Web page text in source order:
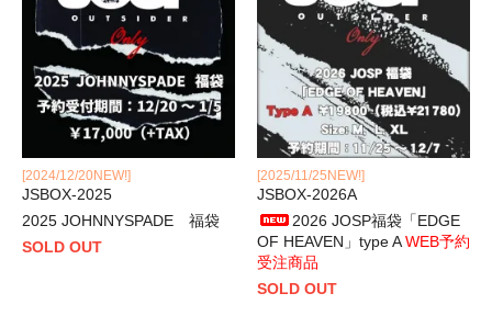
[2024/12/20NEW!]
JSBOX-2025
2025 JOHNNYSPADE 福袋
SOLD OUT
[2025/11/25NEW!]
JSBOX-2026A
2026 JOSP福袋「EDGE
OF HEAVEN」type AWEB予約
受注商品
SOLD OUT